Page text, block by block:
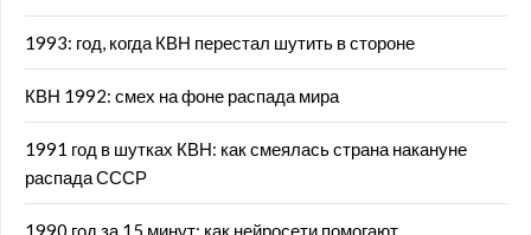
1993: год, когда КВН перестал шутить в стороне
КВН 1992: смех на фоне распада мира
1991 год в шутках КВН: как смеялась страна накануне
распада СССР
1990 год за 15 минут: как нейросети помогают